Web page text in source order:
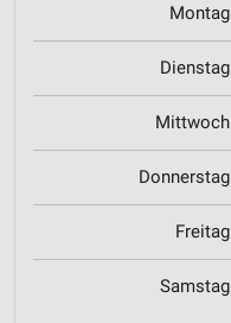
Montag
Dienstag
Mittwoch
Donnerstag
Freitag
Samstag